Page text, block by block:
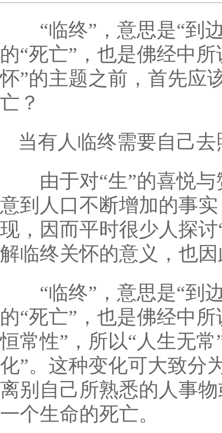
“临终”，意思是“到边
的“死亡”，也是佛经中
怀”的主题之前，首先应
亡？
当有人临终需要自己
由于对“生”的喜悦与
意到人口不断增加的事
现，因而平时很少人探
解临终关怀的意义，也
“临终”，意思是“到边
的“死亡”，也是佛经中
恒常性”，所以“人生无
化”。这种变化可大致分
离别自己所熟悉的人事
一个生命的死亡。